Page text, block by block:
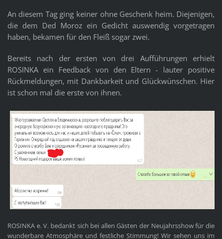
An diesem Tag ging keiner ohne Geschenk heim. Diejenigen,
die dem Ded Moroz ein Gedicht auswendig vorgetragen
haben, bekamen für den Fleiß sogar zwei.
Bereits nach der ersten von drei Aufführungen erhielt
ROSINKA ein Feedback von den Eltern - lauter positive
Rückmeldungen, mit Dankbarkeit und Glückwünschen. Hier
ist schon mal die erste von ihnen.
ROSINKA e. V. bedankt sich bei allen Gästen der Neujahrsshow für die
wunderbare Atmosphäre und festliche Stimmung! Wir sehen uns im